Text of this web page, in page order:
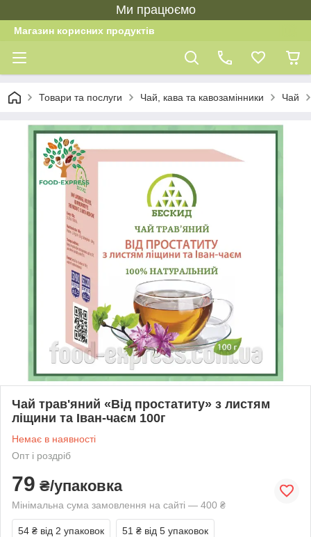
Ми працюємо
Магазин корисних продуктів
Товари та послуги Чай, кава та кавозамінники Чай
Чай трав'яний «Від простатиту» з листям
ліщини та Іван-чаєм 100г
Немає в наявності
Опт і роздріб
79 ₴/упаковка
Мінімальна сума замовлення на сайті — 400 ₴
54 ₴ від 2 упаковок 51 ₴ від 5 упаковок